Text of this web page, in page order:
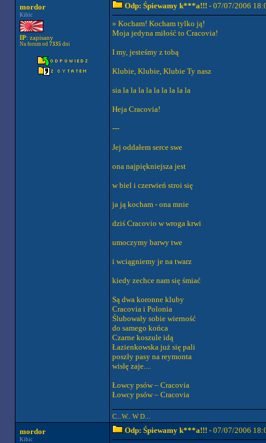
mordor
Kibic
IP: zapisany
Na forum od 7335 dni
Odp: Śpiewamy k***a!!! - 07/07/2006
» Kocham! Kocham tylko ją!
Moja jedyna miłość to Cracovia!
I my, jesteśmy z tobą
Klubie, Klubie, Klubie Ty nasz
sia la la la la la la la la la
Heja Cracovia!
---
Jej oddałem serce swe
ona najpiękniejsza jest
w biel i czerwień stroi się
ja ją kocham - ona mnie
dziś Cracovio w wroga krwi
umoczymy barwy twe
i wciągniemy je na twarz
kiedy zechce nam się śmiać
Są dwa koronne kluby
Cracovia i Polonia
Ślubowały sobie wierność
do samego końca
Czarne koszule idą
Łazienkowska już się pali
poszły pasy na reymonta
wisłę zaje....
Łowcy psów – Cracovia
Łowcy psów – Cracovia
C...W.. W D...
mordor
Kibic
Odp: Śpiewamy k***a!!! - 07/07/2006